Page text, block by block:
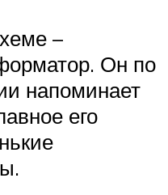
–
Он по
напоминает
его